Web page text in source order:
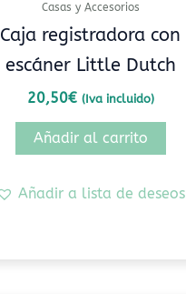
Casas y Accesorios
Caja registradora con
escáner Little Dutch
20,50€ (Iva incluido)
Añadir al carrito
Añadir a lista de deseos